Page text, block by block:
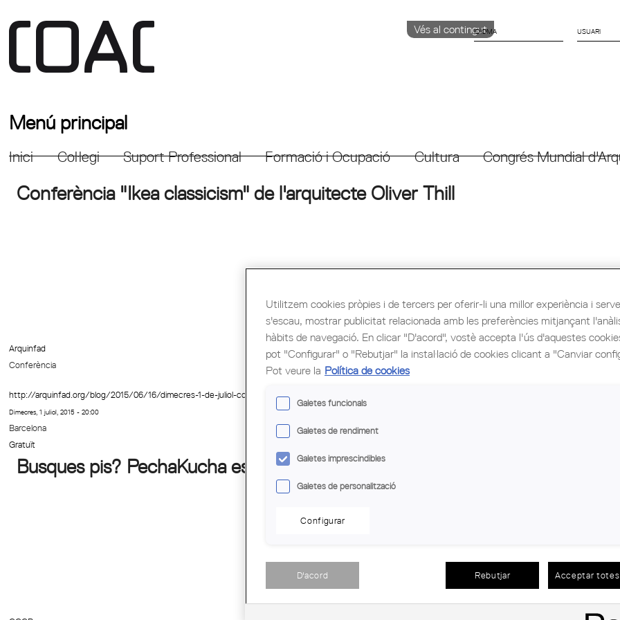
Vés al contingut
IDIOMA
Menú principal
Inici Col·legi Suport Professional Formació i Ocupació Cultura Congrés Mundial
Conferència "Ikea classicism" de l'arquitecte Oliver Thill
Arquinfad
Conferència
http://arquinfad.org/blog/2015/06/16/dimecres-1-de-juliol-conferencia-ikea-classicism-doliver-thill/
Dimecres, 1 juliol, 2015 - 20:00
Barcelona
Gratuït
Busques pis? PechaKucha especial Pis Pilot
Utilitzem cookies pròpies i de tercers per oferir-li una millor experiència i
s'escau, mostrar publicitat relacionada amb les preferències mitjançant
hàbits de navegació. En clicar "D'acord", vostè accepta l'ús d'aquestes
pot "Configurar" o "Rebutjar" la instal·lació de cookies clicant a "Canviar
Pot veure la Política de cookies
Galetes funcionals
Galetes de rendiment
Galetes imprescindibles
Galetes de personalització
Configurar
D'acord Rebutjar Acceptar